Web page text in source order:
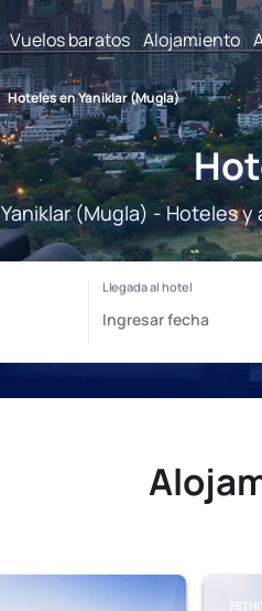
Vuelos baratos Alojamiento
Hoteles en Yaniklar (Mugla)
Yaniklar (Mugla) - Hoteles